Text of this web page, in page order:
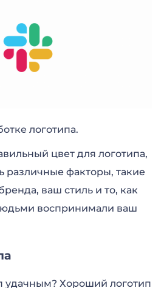
логотипа.
цвет для логотипа,
различные факторы, такие
ваш стиль и то, как
воспринимали ваш
удачным? Хороший логотип